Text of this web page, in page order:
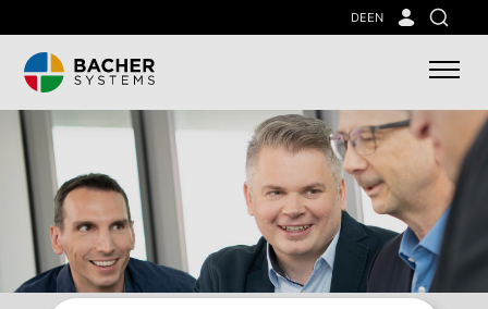
to
main
content
DEEN
Suche